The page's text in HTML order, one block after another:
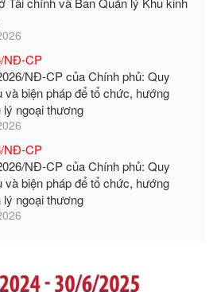
CP
NĐ-CP của Chính phủ: Quy
ngoại thương
NĐ-CP
NĐ-CP của Chính phủ: Quy
ngoại thương
TT-BTC
TT-BTC của Bộ Tài chính: Bãi